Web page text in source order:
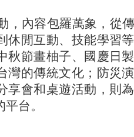
內容包羅萬象，從傳
休閒互動、技能學習
秋節畫柚子、國慶日
灣的傳統文化；防災
享會和桌遊活動，則
台。